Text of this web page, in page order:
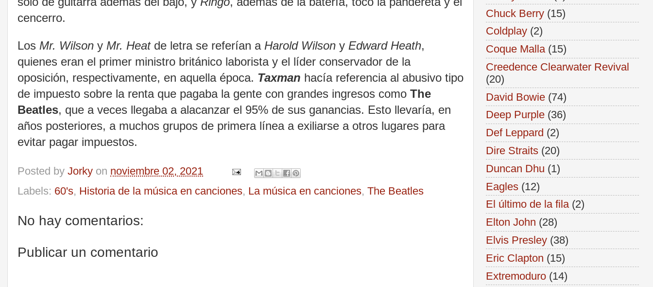
cencerro.
Los Mr. Wilson y Mr. Heatde letra se referían a Harold Wilson y Edward Heath,
quienes eran el primer ministro británico laborista y el líder conservador de la
oposición, respectivamente, en aquella época. Taxman hacía referencia al abusivo tipo
de impuesto sobre la renta que pagaba la gente con grandes ingresos como The
Beatles, que a veces llegaba a alacanzar el 95% de sus ganancias. Esto llevaría, en
años posteriores, a muchos grupos de primera línea a exiliarse a otros lugares para
evitar pagar impuestos.
Posted by Jorky on noviembre 02, 2021
Labels: 60's, Historia de la música en canciones, La música en canciones, The Beatles
No hay comentarios:
Publicar un comentario
Chuck Berry (15)
Coldplay (2)
Coque Malla (15)
Creedence Clearwater Revival
(20)
David Bowie (74)
Deep Purple (36)
Def Leppard (2)
Dire Straits (20)
Duncan Dhu (1)
Eagles (12)
El último de la fila (2)
Elton John (28)
Elvis Presley (38)
Eric Clapton (15)
Extremoduro (14)